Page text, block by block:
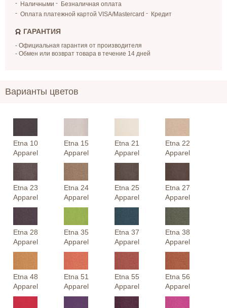
Наличными
Безналичная оплата
Оплата платежной картой VISA/Mastercard
Кредит
ГАРАНТИЯ
- Официальная гарантия от производителя
- Обмен или возврат товара в течение 14 дней
Варианты цветов
Etna 10
Apparel
Etna 15
Apparel
Etna 21
Apparel
Etna 22
Apparel
Etna 23
Apparel
Etna 24
Apparel
Etna 25
Apparel
Etna 27
Apparel
Etna 28
Apparel
Etna 35
Apparel
Etna 37
Apparel
Etna 38
Apparel
Etna 48
Apparel
Etna 51
Apparel
Etna 55
Apparel
Etna 56
Apparel